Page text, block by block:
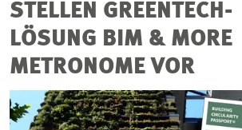
UNTERNEHMEN
IM FOKUS
KARRIERE
STELLEN GREENTECH-
LÖSUNG BIM & MORE
METRONOME VOR